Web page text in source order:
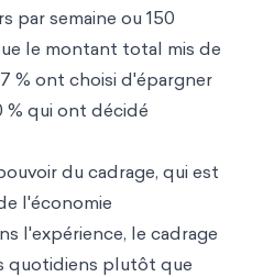
par semaine ou 150
le montant total mis de
% ont choisi d'épargner
% qui ont décidé
du cadrage, qui est
l'économie
l'expérience, le cadrage
quotidiens plutôt que